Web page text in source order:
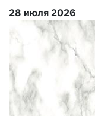
28 июля 2026